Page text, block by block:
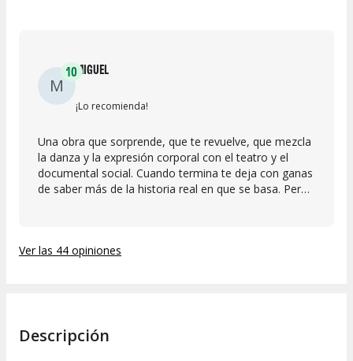
M
10MIGUEL
¡Lo recomienda!
Una obra que sorprende, que te revuelve, que mezcla
la danza y la expresión corporal con el teatro y el
documental social. Cuando termina te deja con ganas
de saber más de la historia real en que se basa. Pero
diferencia. Consigue emocionarte partiendo de la más
Ver las 44 opiniones
Descripción